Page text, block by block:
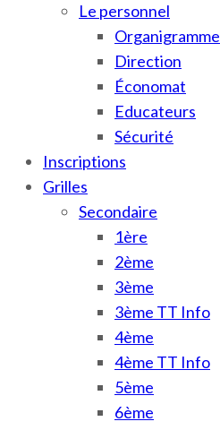
Le personnel
Organigramme
Direction
Économat
Educateurs
Sécurité
Inscriptions
Grilles
Secondaire
1ère
2ème
3ème
3ème TT Info
4ème
4ème TT Info
5ème
6ème